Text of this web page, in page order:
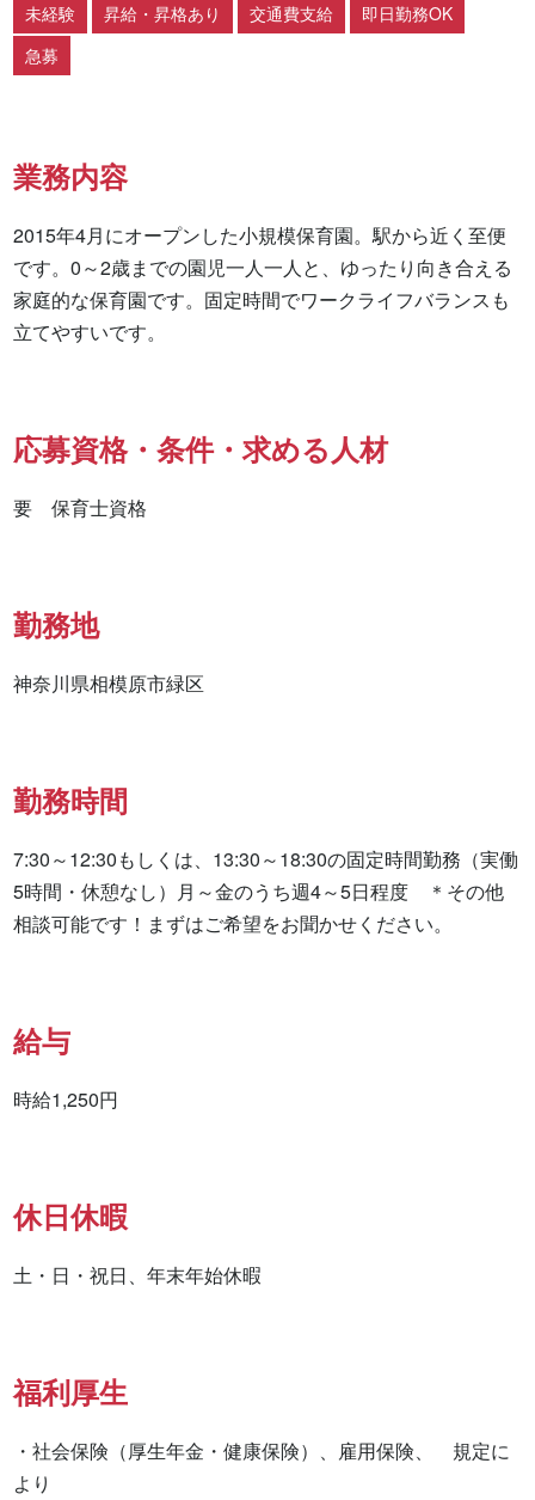
未経験 昇給・昇格あり 交通費支給
即日勤務OK
急募
業務内容
2015年4月にオープンした小規模保育園。駅から近く至便
です。0～2歳までの園児一人一人と、ゆったり向き合える
家庭的な保育園です。固定時間でワークライフバランスも
立てやすいです。
応募資格・条件・求める人材
要　保育士資格
勤務地
神奈川県相模原市緑区
勤務時間
7:30～12:30もしくは、13:30～18:30の固定時間勤務（実働
5時間・休憩なし）月～金のうち週4～5日程度　＊その他
相談可能です！まずはご希望をお聞かせください。
給与
時給1,250円
休日休暇
土・日・祝日、年末年始休暇
福利厚生
・社会保険（厚生年金・健康保険）、雇用保険、　規定に
より